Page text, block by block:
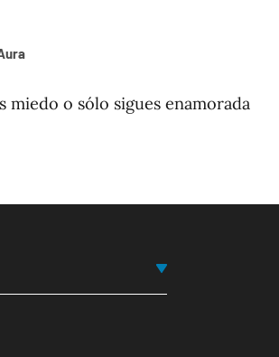
2002
miedo o sólo sigues enamorada